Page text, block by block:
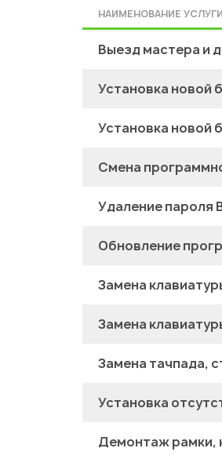
НАИМЕНОВАНИЕ УСЛУГИ
Выезд мастера и
Установка новой
Установка новой
Смена
Удаление пароля
Обновление
Замена
Замена
Замена тачпада,
Установка
Демонтаж рамки,